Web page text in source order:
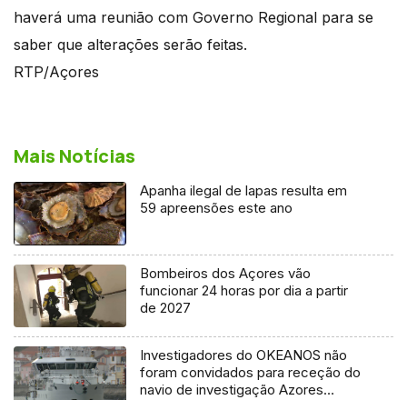
haverá uma reunião com Governo Regional para se
saber que alterações serão feitas.
RTP/Açores
Mais Notícias
Apanha ilegal de lapas resulta em
59 apreensões este ano
Bombeiros dos Açores vão
funcionar 24 horas por dia a partir
de 2027
Investigadores do OKEANOS não
foram convidados para receção do
navio de investigação Azores